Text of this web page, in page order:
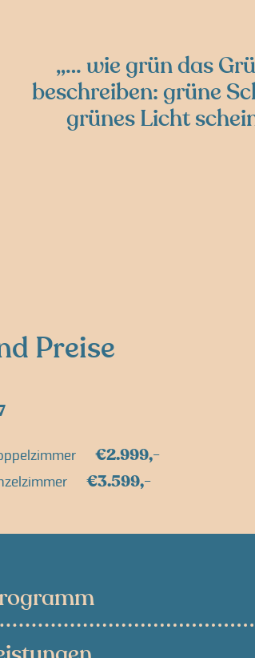
… wie grün das
beschreiben: grüne
grünes Licht
Preise
€2.999,-
€3.599,-